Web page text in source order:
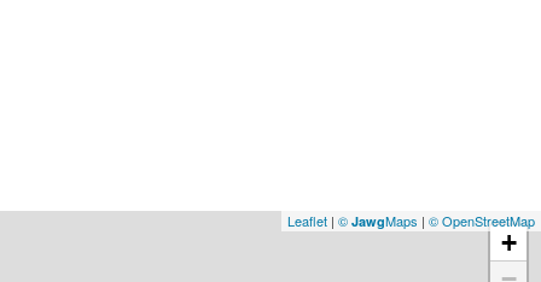
+
Leaflet | © JawgMaps | © OpenStreetMap